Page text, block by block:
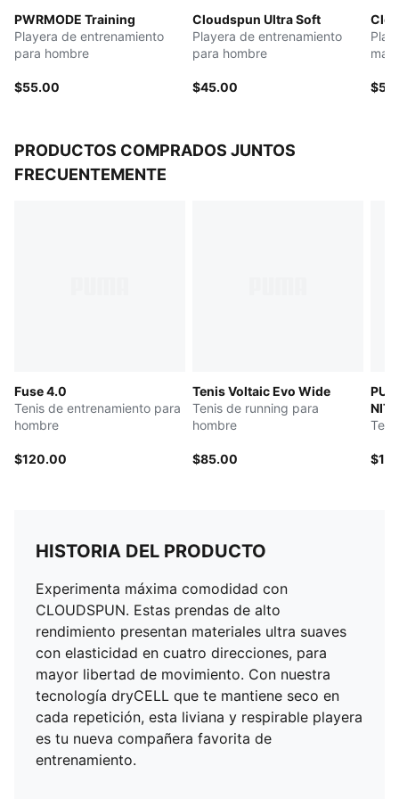
PWRMODE Training
Playera de entrenamiento
para hombre
$55.00
Cloudspun Ultra Soft
Playera de entrenamiento
para hombre
$45.00
PRODUCTOS COMPRADOS JUNTOS
FRECUENTEMENTE
Fuse 4.0
Tenis de entrenamiento para
hombre
$120.00
Tenis Voltaic Evo Wide
Tenis de running para
hombre
$85.00
HISTORIA DEL PRODUCTO
Experimenta máxima comodidad con
CLOUDSPUN. Estas prendas de alto
rendimiento presentan materiales ultra suaves
con elasticidad en cuatro direcciones, para
mayor libertad de movimiento. Con nuestra
tecnología dryCELL que te mantiene seco en
cada repetición, esta liviana y respirable playera
es tu nueva compañera favorita de
entrenamiento.